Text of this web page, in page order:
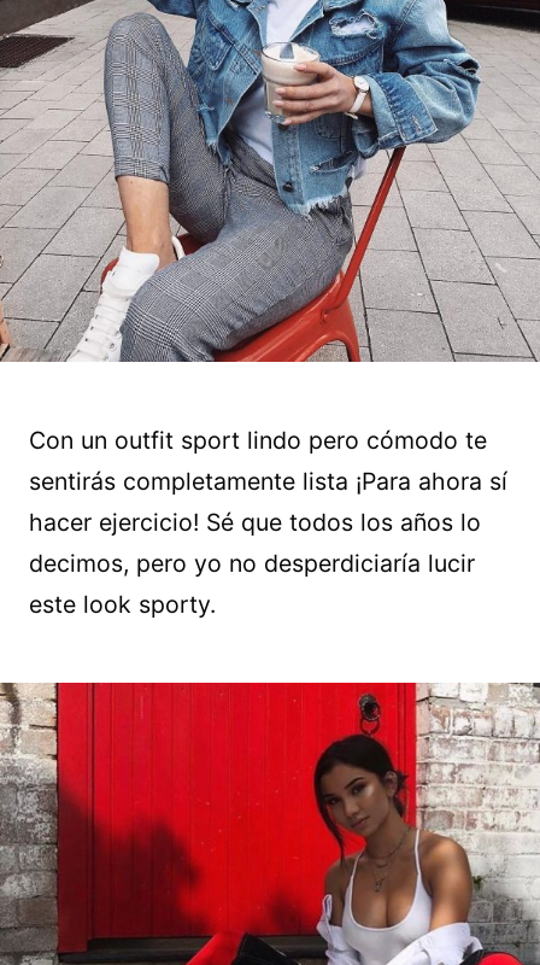
Con un outfit sport lindo pero cómodo te
sentirás completamente lista ¡Para ahora sí
hacer ejercicio! Sé que todos los años lo
decimos, pero yo no desperdiciaría lucir
este look sporty.